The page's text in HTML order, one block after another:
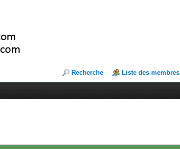
Recherche Liste des membres